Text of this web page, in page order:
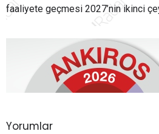
faaliyete geçmesi 2027’nin ikinci
Yorumlar